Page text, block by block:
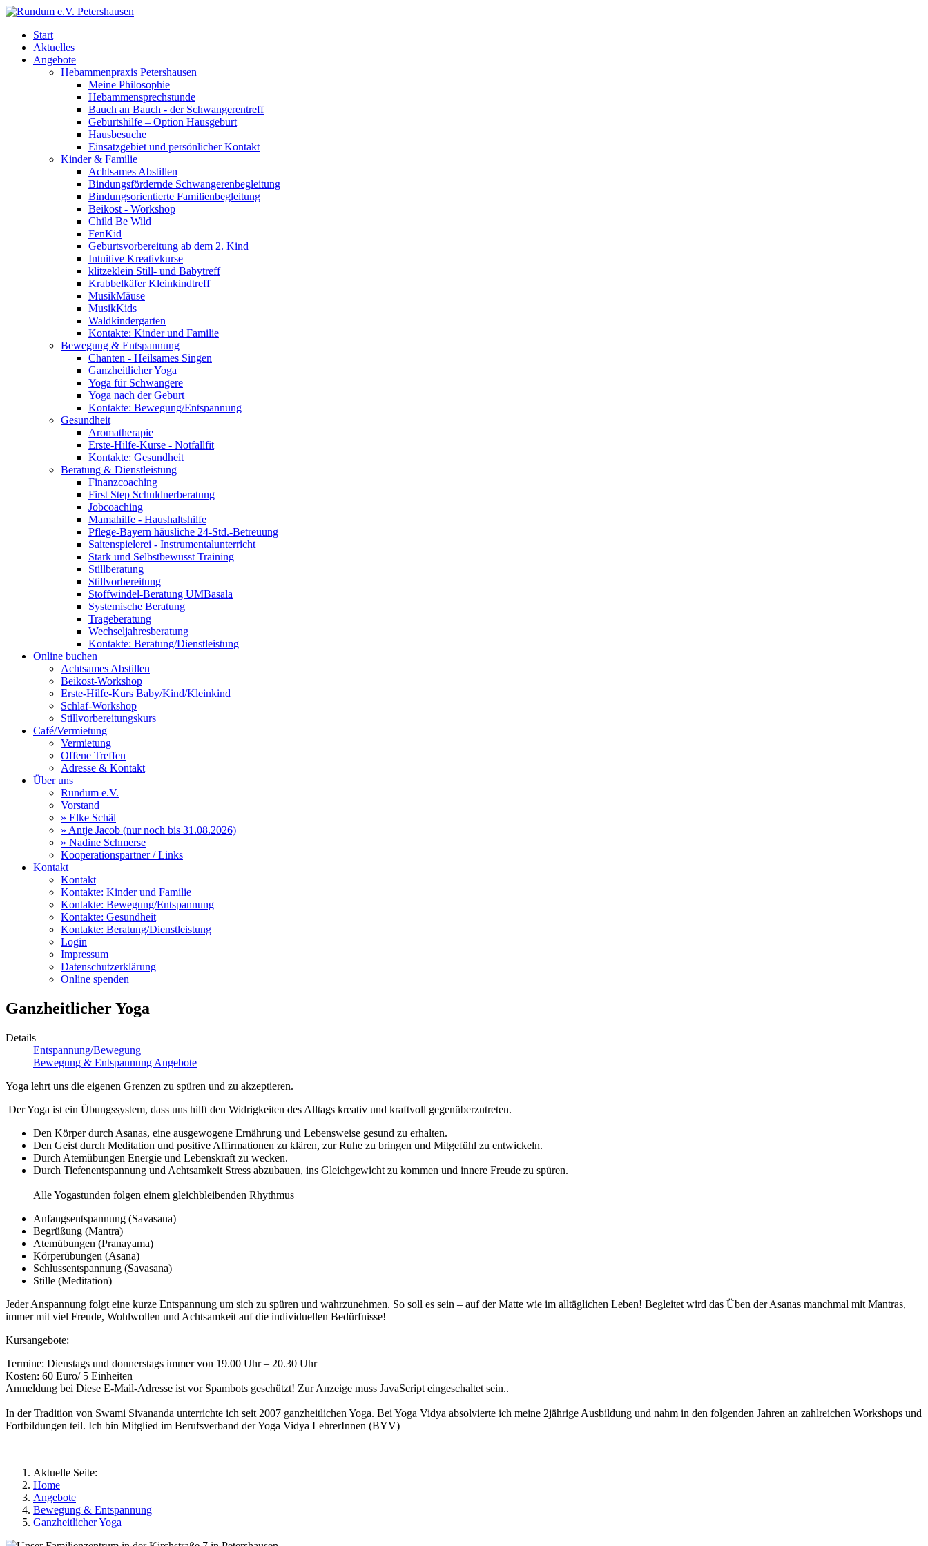
Start
Aktuelles
Angebote
Hebammenpraxis Petershausen
Meine Philosophie
Hebammensprechstunde
Bauch an Bauch - der Schwangerentreff
Geburtshilfe – Option Hausgeburt
Hausbesuche
Einsatzgebiet und persönlicher Kontakt
Kinder & Familie
Achtsames Abstillen
Bindungsfördernde Schwangerenbegleitung
Bindungsorientierte Familienbegleitung
Beikost - Workshop
Child Be Wild
FenKid
Geburtsvorbereitung ab dem 2. Kind
Intuitive Kreativkurse
klitzeklein Still- und Babytreff
Krabbelkäfer Kleinkindtreff
MusikMäuse
MusikKids
Waldkindergarten
Kontakte: Kinder und Familie
Bewegung & Entspannung
Chanten - Heilsames Singen
Ganzheitlicher Yoga
Yoga für Schwangere
Yoga nach der Geburt
Kontakte: Bewegung/Entspannung
Gesundheit
Aromatherapie
Erste-Hilfe-Kurse - Notfallfit
Kontakte: Gesundheit
Beratung & Dienstleistung
Finanzcoaching
First Step Schuldnerberatung
Jobcoaching
Mamahilfe - Haushaltshilfe
Pflege-Bayern häusliche 24-Std.-Betreuung
Saitenspielerei - Instrumentalunterricht
Stark und Selbstbewusst Training
Stillberatung
Stillvorbereitung
Stoffwindel-Beratung UMBasala
Systemische Beratung
Trageberatung
Wechseljahresberatung
Kontakte: Beratung/Dienstleistung
Online buchen
Achtsames Abstillen
Beikost-Workshop
Erste-Hilfe-Kurs Baby/Kind/Kleinkind
Schlaf-Workshop
Stillvorbereitungskurs
Café/Vermietung
Vermietung
Offene Treffen
Adresse & Kontakt
Über uns
Rundum e.V.
Vorstand
» Elke Schäl
» Antje Jacob (nur noch bis 31.08.2026)
» Nadine Schmerse
Kooperationspartner / Links
Kontakt
Kontakt
Kontakte: Kinder und Familie
Kontakte: Bewegung/Entspannung
Kontakte: Gesundheit
Kontakte: Beratung/Dienstleistung
Login
Impressum
Datenschutzerklärung
Online spenden
Ganzheitlicher Yoga
Details
Entspannung/Bewegung
Bewegung & Entspannung Angebote
Yoga lehrt uns die eigenen Grenzen zu spüren und zu akzeptieren.
Der Yoga ist ein Übungssystem, dass uns hilft den Widrigkeiten des Alltags kreativ und kraftvoll gegenüberzutreten.
Den Körper durch Asanas, eine ausgewogene Ernährung und Lebensweise gesund zu erhalten.
Den Geist durch Meditation und positive Affirmationen zu klären, zur Ruhe zu bringen und Mitgefühl zu entwickeln.
Durch Atemübungen Energie und Lebenskraft zu wecken.
Durch Tiefenentspannung und Achtsamkeit Stress abzubauen, ins Gleichgewicht zu kommen und innere Freude zu spüren.
Alle Yogastunden folgen einem gleichbleibenden Rhythmus
Anfangsentspannung (Savasana)
Begrüßung (Mantra)
Atemübungen (Pranayama)
Körperübungen (Asana)
Schlussentspannung (Savasana)
Stille (Meditation)
Jeder Anspannung folgt eine kurze Entspannung um sich zu spüren und wahrzunehmen. So soll es sein – auf der Matte wie im alltäglichen Leben! Begleitet wird das Üben der Asanas manchmal mit Mantras,
immer mit viel Freude, Wohlwollen und Achtsamkeit auf die individuellen Bedürfnisse!
Kursangebote:
Termine: Dienstags und donnerstags immer von 19.00 Uhr – 20.30 Uhr
Kosten: 60 Euro/ 5 Einheiten
Anmeldung bei Diese E-Mail-Adresse ist vor Spambots geschützt! Zur Anzeige muss JavaScript eingeschaltet sein..
In der Tradition von Swami Sivananda unterrichte ich seit 2007 ganzheitlichen Yoga. Bei Yoga Vidya absolvierte ich meine 2jährige Ausbildung und nahm in den folgenden Jahren an zahlreichen Workshops und
Fortbildungen teil. Ich bin Mitglied im Berufsverband der Yoga Vidya LehrerInnen (BYV)
Aktuelle Seite:
Home
Angebote
Bewegung & Entspannung
Ganzheitlicher Yoga